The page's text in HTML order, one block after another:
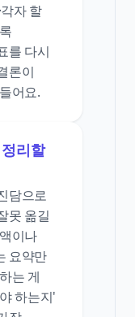
자 할
를 다시
론이
어요.
리할
담으로
못 옮길
이나
요약만
는 게
하는지'